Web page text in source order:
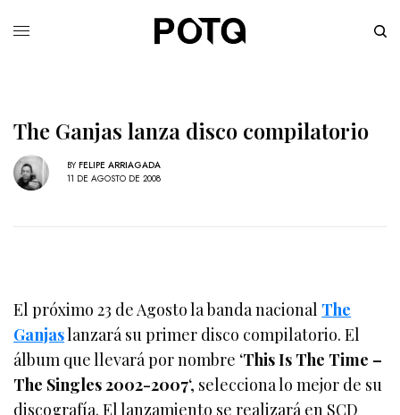
The Ganjas lanza disco compilatorio
BY FELIPE ARRIAGADA
11 DE AGOSTO DE 2008
El próximo 23 de Agosto la banda nacional The
Ganjaslanzará su primer disco compilatorio. El
álbum que llevará por nombre ‘This Is The Time –
The Singles 2002-2007‘, selecciona lo mejor de su
discografía. El lanzamiento se realizará en SCD